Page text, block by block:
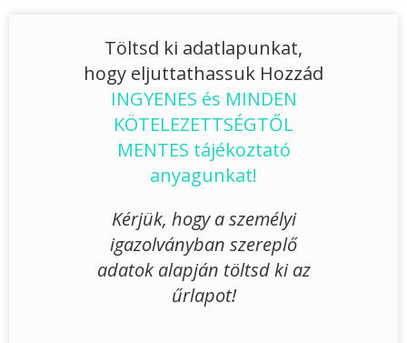
Töltsd ki adatlapunkat,
hogy eljuttathassuk Hozzád
INGYENES és MINDEN
KÖTELEZETTSÉGTŐL
MENTES tájékoztató
anyagunkat!
Kérjük, hogy a személyi
igazolványban szereplő
adatok alapján töltsd ki az
űrlapot!